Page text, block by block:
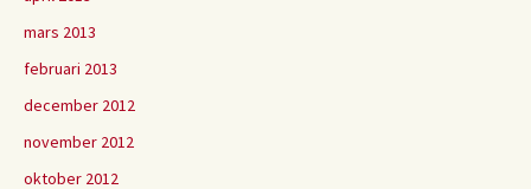
mars 2013
februari 2013
december 2012
november 2012
oktober 2012